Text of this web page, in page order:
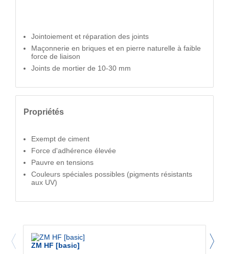
Jointoiement et réparation des joints
Maçonnerie en briques et en pierre naturelle à faible
force de liaison
Joints de mortier de 10-30 mm
Propriétés
Exempt de ciment
Force d'adhérence élevée
Pauvre en tensions
Couleurs spéciales possibles (pigments résistants
aux UV)
ZM HF [basic]